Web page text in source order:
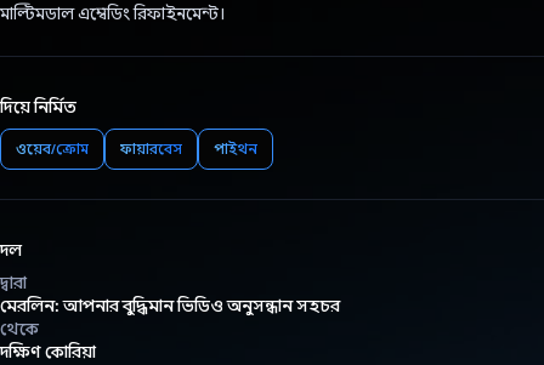
মাল্টিমডাল এম্বেডিং রিফাইনমেন্ট।
দিয়ে নির্মিত
ওয়েব/ক্রোম ফায়ারবেস পাইথন
দল
দ্বারা
মেরলিন: আপনার বুদ্ধিমান ভিডিও অনুসন্ধান সহচর
থেকে
দক্ষিণ কোরিয়া